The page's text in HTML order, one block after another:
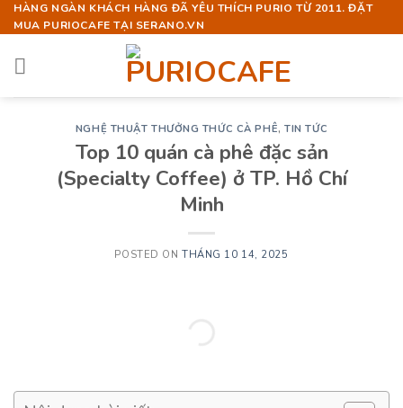
Skip
to
content
HÀNG NGÀN KHÁCH HÀNG ĐÃ YÊU THÍCH PURIO TỪ 2011. ĐẶT
MUA PURIOCAFE TẠI SERANO.VN
NGHỆ THUẬT THƯỞNG THỨC CÀ PHÊ,TIN TỨC
Top 10 quán cà phê đặc sản
(Specialty Coffee) ở TP. Hồ Chí
Minh
POSTED ONTHÁNG 10 14, 2025